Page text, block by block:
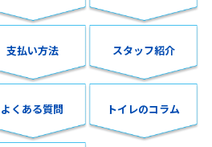
支払い方法 スタッフ紹介
よくある質問 トイレのコラム